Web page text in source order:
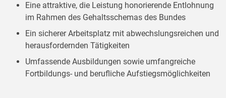
Eine attraktive, die Leistung honorierende Entlohnung
im Rahmen des Gehaltsschemas des Bundes
Ein sicherer Arbeitsplatz mit abwechslungsreichen und
herausfordernden Tätigkeiten
Umfassende Ausbildungen sowie umfangreiche
Fortbildungs- und berufliche Aufstiegsmöglichkeiten